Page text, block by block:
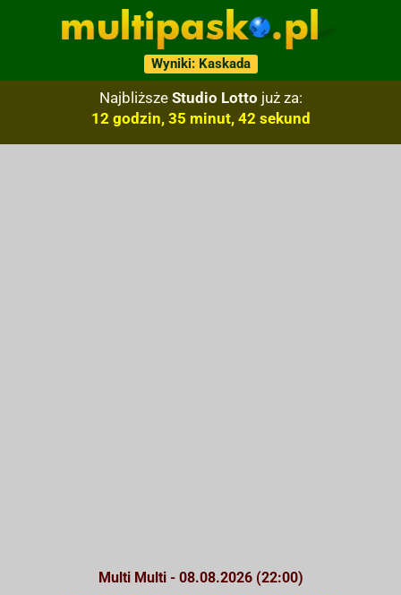
Wyniki: Kaskada
Najbliższe Studio Lotto już za:
12 godzin, 35 minut, 41 sekund
Multi Multi - 08.08.2026 (22:00)